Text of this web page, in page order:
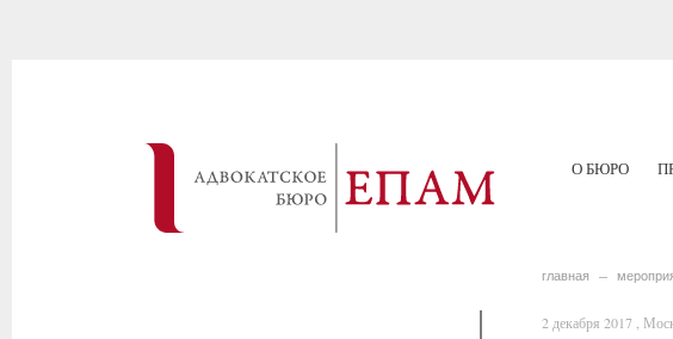
О БЮРО
главная
2 декабря 2017 ,